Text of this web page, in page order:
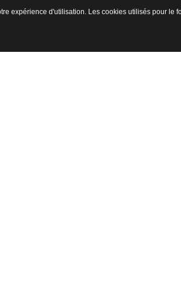
expérience d'utilisation. Les cookies utilisés pour